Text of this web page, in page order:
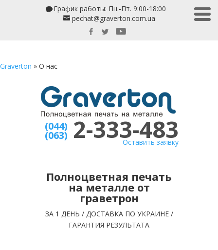
График работы: Пн.-Пт. 9:00-18:00
pechat@graverton.com.ua
Graverton » О нас
2-333-483
(044)
(063)
Оставить заявку
Полноцветная печать
на металле от
граветрон
ЗА 1 ДЕНЬ / ДОСТАВКА ПО УКРАИНЕ /
ГАРАНТИЯ РЕЗУЛЬТАТА